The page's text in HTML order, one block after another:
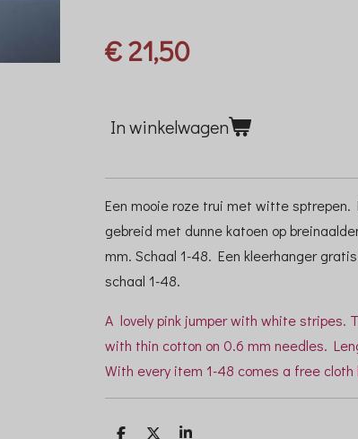
€ 21,50
In winkelwagen
Een mooie roze trui met witte
gebreid met dunne katoen op
mm. Schaal 1-48. Een kleerhanger
schaal 1-48.
A lovely pink jumper with white stripes.
with thin cotton on 0.6 mm needles.
With every item 1-48 comes a free cloth